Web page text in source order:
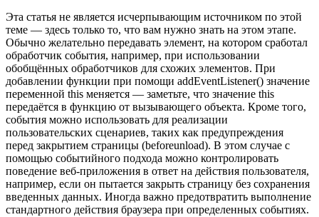
Эта статья не является исчерпывающим источником по этой
теме — здесь только то, что вам нужно знать на этом этапе.
Обычно желательно передавать элемент, на котором сработал
обработчик события, например, при использовании
обобщённых обработчиков для схожих элементов. При
добавлении функции при помощи addEventListener() значение
переменной this меняется — заметьте, что значение this
передаётся в функцию от вызывающего объекта. Кроме того,
события можно использовать для реализации
пользовательских сценариев, таких как предупреждения
перед закрытием страницы (beforeunload). В этом случае с
помощью событийного подхода можно контролировать
поведение веб-приложения в ответ на действия пользователя,
например, если он пытается закрыть страницу без сохранения
введенных данных. Иногда важно предотвратить выполнение
стандартного действия браузера при определенных событиях.